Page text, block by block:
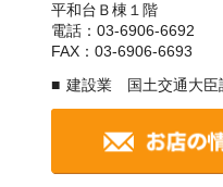
平和台Ｂ棟１階
電話：03-6906-6692
FAX：03-6906-6693
建設業 国土交通大臣